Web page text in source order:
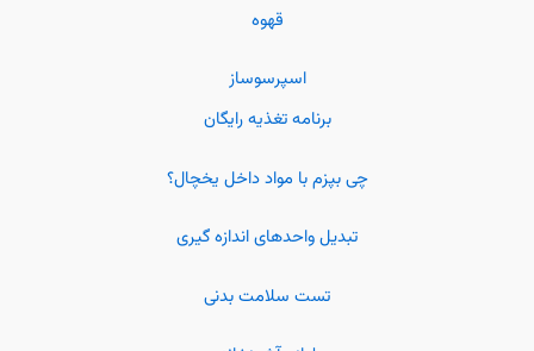
قهوه
اسپرسوساز
برنامه تغذیه رایگان
چی بپزم با مواد داخل یخچال؟
تبدیل واحدهای اندازه گیری
تست سلامت بدنی